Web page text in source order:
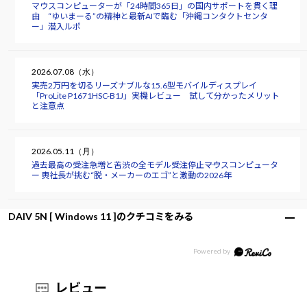
マウスコンピューターが「24時間365日」の国内サポートを貫く理
由 “ゆいまーる”の精神と最新AIで臨む「沖縄コンタクトセンタ
ー」潜入ルポ
2026.07.08（水）
実売2万円を切るリーズナブルな15.6型モバイルディスプレイ
「ProLite P1671HSC-B1J」実機レビュー 試して分かったメリット
と注意点
2026.05.11（月）
過去最高の受注急増と苦渋の全モデル受注停止――マウスコンピュータ
ー 軣社長が挑む“脱・メーカーのエゴ”と激動の2026年
DAIV 5N [ Windows 11 ]のクチコミをみる
レビュー